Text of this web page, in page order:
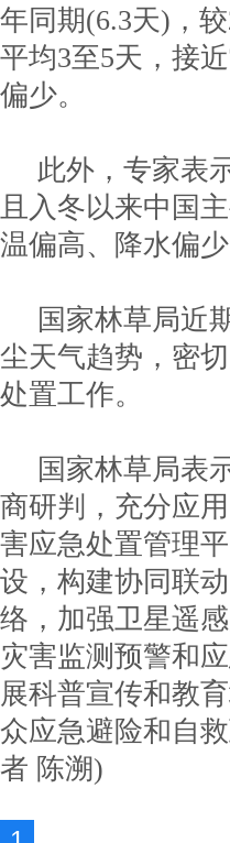
年同期(6.3天)，
平均3至5天，接
偏少。
此外，专家表
且入冬以来中国
温偏高、降水偏
国家林草局近
尘天气趋势，密
处置工作。
国家林草局表
商研判，充分应
害应急处置管理
设，构建协同联
络，加强卫星遥
灾害监测预警和
展科普宣传和教
众应急避险和自救
者 陈溯)